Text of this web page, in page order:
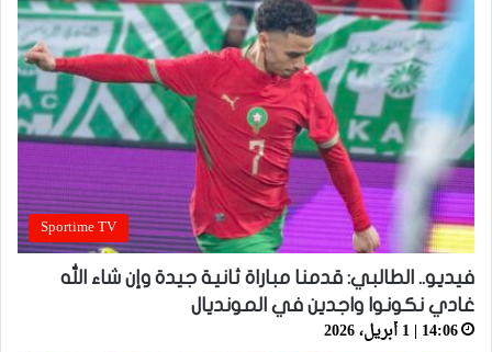
Sportime TV
فيديو.. الطالبي: قدمنا مباراة ثانية جيدة وإن شاء الله
غادي نكونوا واجدين في المونديال
14:06 | 1 أبريل، 2026